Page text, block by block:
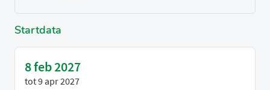
Startdata
8 feb 2027
tot9 apr 2027